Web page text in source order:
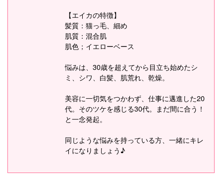
【エイカの特徴】
髪質：猫っ毛、細め
肌質：混合肌
肌色；イエローベース
悩みは、30歳を超えてから目立ち始めたシ
ミ、シワ、白髪、肌荒れ、乾燥。
美容に一切気をつかわず、仕事に邁進した20
代。そのツケを感じる30代。まだ間に合う！
と一念発起。
同じような悩みを持っている方、一緒にキレ
イになりましょう♪